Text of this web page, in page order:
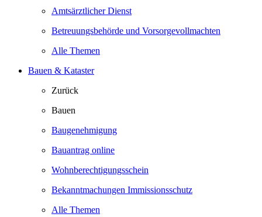
Amtsärztlicher Dienst
Betreuungsbehörde und Vorsorgevollmachten
Alle Themen
Bauen & Kataster
Zurück
Bauen
Baugenehmigung
Bauantrag online
Wohnberechtigungsschein
Bekanntmachungen Immissionsschutz
Alle Themen